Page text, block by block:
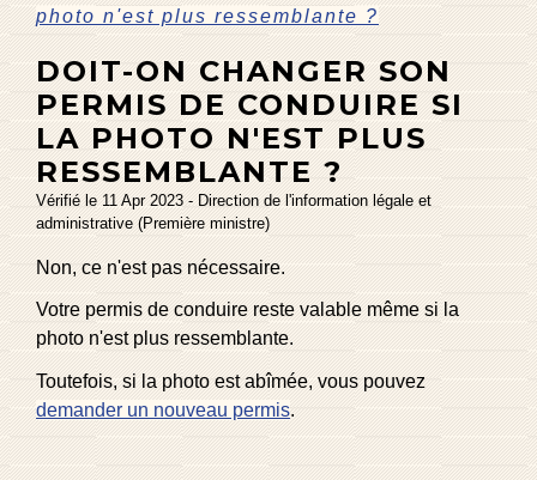
photo n'est plus ressemblante ?
DOIT-ON CHANGER SON
PERMIS DE CONDUIRE SI
LA PHOTO N'EST PLUS
RESSEMBLANTE ?
Vérifié le 11 Apr 2023 - Direction de l'information légale et
administrative (Première ministre)
Non, ce n'est pas nécessaire.
Votre permis de conduire reste valable même si la
photo n'est plus ressemblante.
Toutefois, si la photo est abîmée, vous pouvez
demander un nouveau permis.